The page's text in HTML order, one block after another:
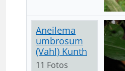
Aneilema
umbrosum
(Vahl) Kunth
11 Fotos